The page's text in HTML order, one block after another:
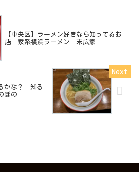
【中央区】ラーメン好きなら知ってるお
店 家系横浜ラーメン 末広家
かな？ 知る
ぼの